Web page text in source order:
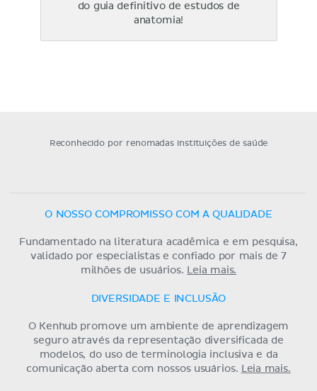
do guia definitivo de estudos de
anatomia!
Reconhecido por renomadas instituições de saúde
O NOSSO COMPROMISSO COM A QUALIDADE
Fundamentado na literatura acadêmica e em pesquisa,
validado por especialistas e confiado por mais de 7
milhões de usuários.
Leia mais.
DIVERSIDADE E INCLUSÃO
O Kenhub promove um ambiente de aprendizagem
seguro através da representação diversificada de
modelos, do uso de terminologia inclusiva e da
comunicação aberta com nossos usuários.
Leia mais.